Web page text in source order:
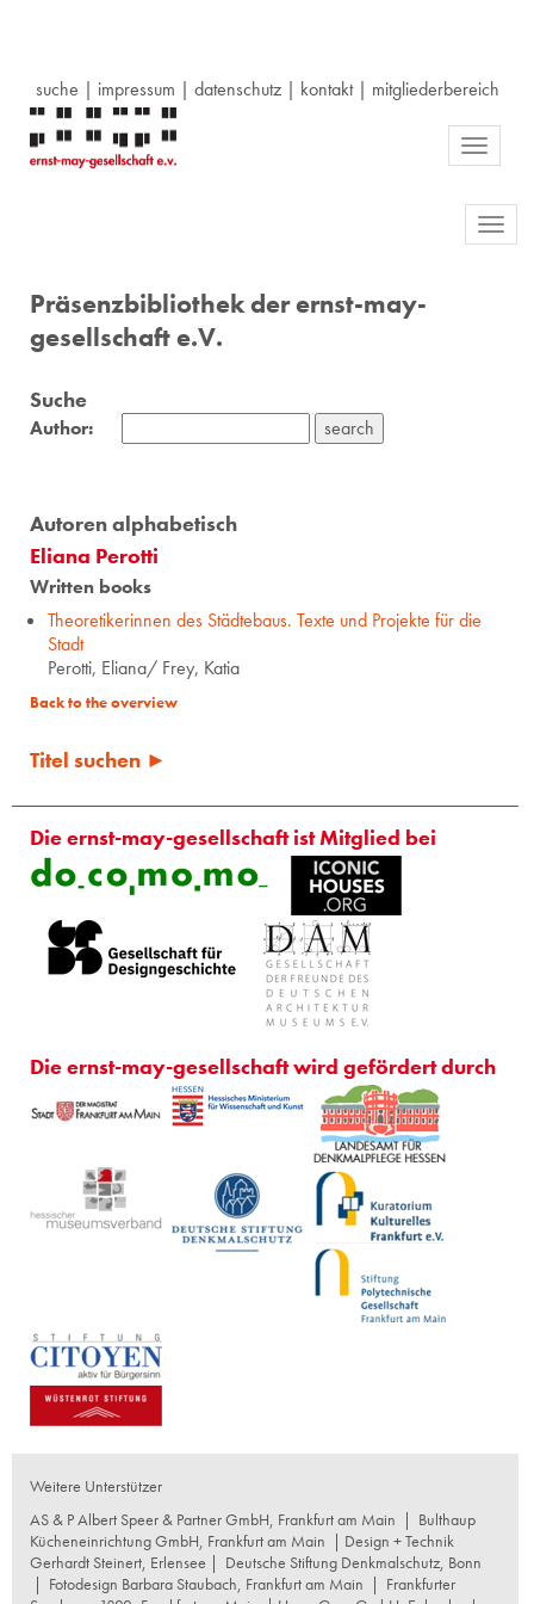
suche | impressum | datenschutz| kontakt| mitgliederbereich
Toggle
Präsenzbibliothek der ernst-may-
gesellschaft e.V.
Suche
Author:
Autoren alphabetisch
Eliana Perotti
Written books
Theoretikerinnen des Städtebaus. Texte und Projekte für die
Stadt
Perotti, Eliana/ Frey, Katia
Back to the overview
Titel suchen ►
Die ernst-may-gesellschaft ist Mitglied bei
Die ernst-may-gesellschaft wird gefördert durch
Weitere Unterstützer
AS & P Albert Speer & Partner GmbH, Frankfurt am Main | Bulthaup
Kücheneinrichtung GmbH, Frankfurt am Main | Design + Technik
Gerhardt Steinert, Erlensee | Deutsche Stiftung Denkmalschutz, Bonn
| Fotodesign Barbara Staubach, Frankfurt am Main | Frankfurter